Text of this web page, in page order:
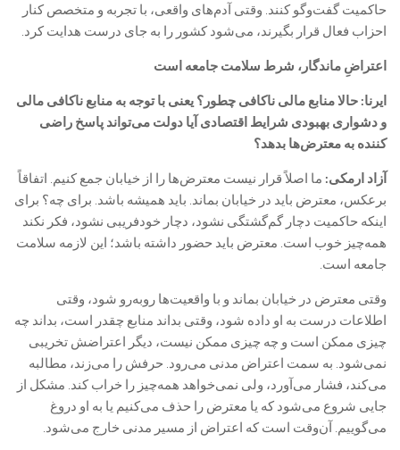
حاکمیت گفت‌وگو کنند. وقتی آدم‌های واقعی، با تجربه و متخصص کنار
احزاب فعال قرار بگیرند، می‌شود کشور را به جای درست هدایت کرد.
اعتراضِ ماندگار، شرط سلامت جامعه است
ایرنا: حالا منابع مالی ناکافی چطور؟ یعنی با توجه به منابع ناکافی مالی
و دشواری بهبودی شرایط اقتصادی آیا دولت می‌تواند پاسخ راضی
کننده به معترض‌ها بدهد؟
آزاد ارمکی: ما اصلاً قرار نیست معترض‌ها را از خیابان جمع کنیم. اتفاقاً
برعکس، معترض باید در خیابان بماند. باید همیشه باشد. برای چه؟ برای
اینکه حاکمیت دچار گم‌گشتگی نشود، دچار خودفریبی نشود، فکر نکند
همه‌چیز خوب است. معترض باید حضور داشته باشد؛ این لازمه سلامت
جامعه است.
وقتی معترض در خیابان بماند و با واقعیت‌ها روبه‌رو شود، وقتی
اطلاعات درست به او داده شود، وقتی بداند منابع چقدر است، بداند چه
چیزی ممکن است و چه چیزی ممکن نیست، دیگر اعتراضش تخریبی
نمی‌شود. به سمت اعتراض مدنی می‌رود. حرفش را می‌زند، مطالبه
می‌کند، فشار می‌آورد، ولی نمی‌خواهد همه‌چیز را خراب کند. مشکل از
جایی شروع می‌شود که یا معترض را حذف می‌کنیم یا به او دروغ
می‌گوییم. آن‌وقت است که اعتراض از مسیر مدنی خارج می‌شود.